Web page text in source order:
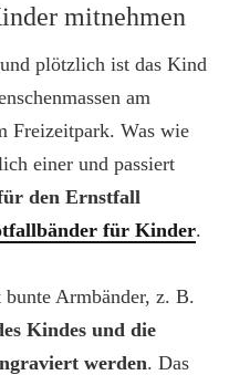
mitnehmen
plötzlich ist das Kind
am
Freizeitpark. Was wie
einer und passiert
den Ernstfall
für Kinder.
Armbänder, z. B.
Kindes und die
werden. Das